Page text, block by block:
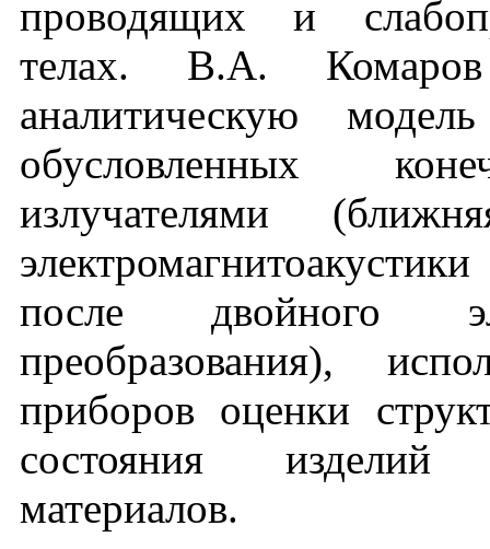
проводящих и
телах. В.А. Комаров
аналитическую
обусловленных
излучателями
после двойного
преобразования),
приборов оценки
состояния изделий
материалов.